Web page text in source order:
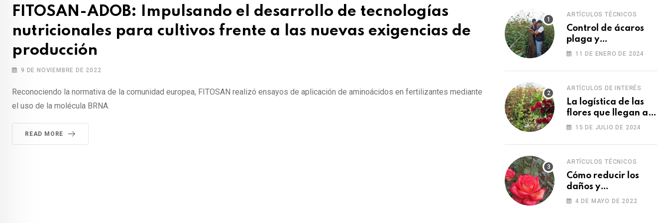
FITOSAN-ADOB: Impulsando el desarrollo de tecnologías
nutricionales para cultivos frente a las nuevas exigencias de
producción
9 DE NOVIEMBRE DE 2022
Reconociendo la normativa de la comunidad europea, FITOSAN realizó ensayos de aplicación de aminoácidos en fertilizantes mediante
el uso de la molécula BRNA.
READ MORE
ARTÍCULOS TÉCNICOS
Control de ácaros
plaga y
fortalecimiento de
11 DE ENERO DE 2024
ARTÍCULOS DE INTERÉS
La logística de las
flores que llegan a
los Estados Unidos
15 DE JULIO DE 2024
ARTÍCULOS TÉCNICOS
Cómo reducir los
daños y
afectaciones
4 DE MAYO DE 2022